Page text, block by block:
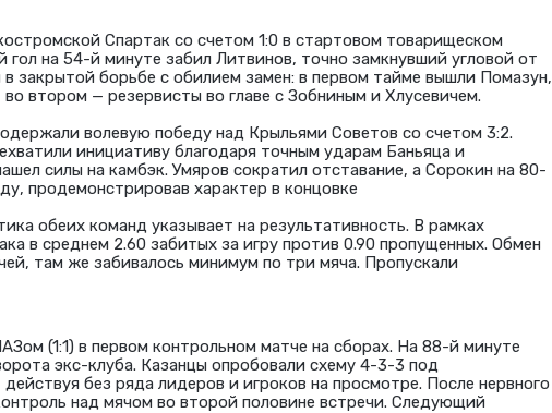
Спартак со счетом 1:0 в стартовом товарищеском
гол на 54-й минуте забил Литвинов, точно замкнувший угловой от
закрытой борьбе с обилием замен: в первом тайме вышли Помазун,
втором — резервисты во главе с Зобниным и Хлусевичем.
волевую победу над Крыльями Советов со счетом 3:2.
инициативу благодаря точным ударам Баньяца и
силы на камбэк. Умяров сократил отставание, а Сорокин на 80-
продемонстрировав характер в концовке
обеих команд указывает на результативность. В рамках
в среднем 2.60 забитых за игру против 0.90 пропущенных. Обмен
там же забивалось минимум по три мяча. Пропускали
(1:1) в первом контрольном матче на сборах. На 88-й минуте
экс-клуба. Казанцы опробовали схему 4-3-3 под
без ряда лидеров и игроков на просмотре. После нервного
над мячом во второй половине встречи. Следующий